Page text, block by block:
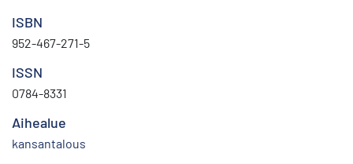
ISBN
952-467-271-5
ISSN
0784-8331
Aihealue
kansantalous